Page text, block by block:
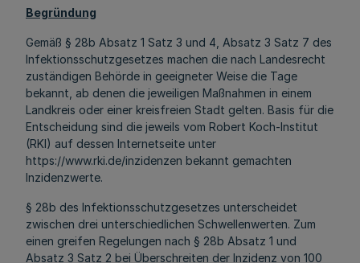
Begründung
Gemäß § 28b Absatz 1 Satz 3 und 4, Absatz 3 Satz 7 des
Infektionsschutzgesetzes machen die nach Landesrecht
zuständigen Behörde in geeigneter Weise die Tage
bekannt, ab denen die jeweiligen Maßnahmen in einem
Landkreis oder einer kreisfreien Stadt gelten. Basis für die
Entscheidung sind die jeweils vom Robert Koch-Institut
(RKI) auf dessen Internetseite unter
https://www.rki.de/inzidenzen bekannt gemachten
Inzidenzwerte.
§ 28b des Infektionsschutzgesetzes unterscheidet
zwischen drei unterschiedlichen Schwellenwerten. Zum
einen greifen Regelungen nach § 28b Absatz 1 und
Absatz 3 Satz 2 bei Überschreiten der Inzidenz von 100